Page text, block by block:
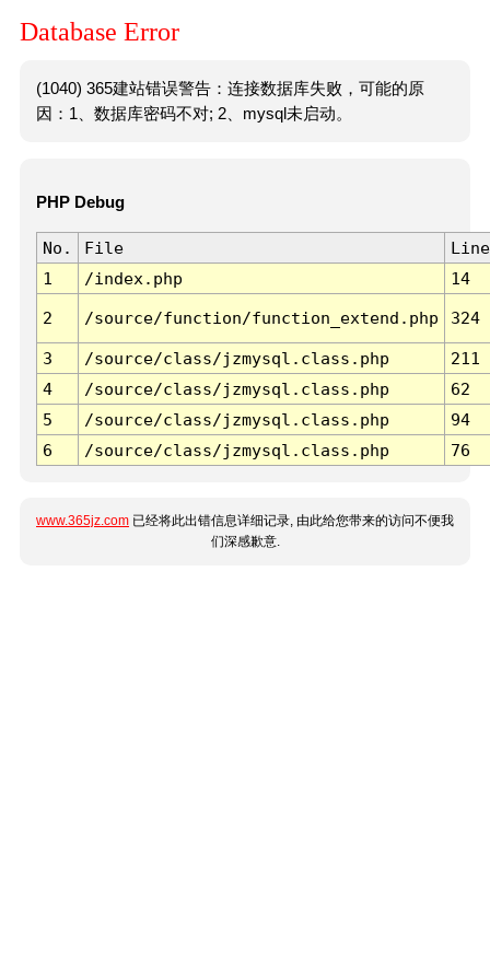
Database Error
(1040) 365建站错误警告：连接数据库失败，可能的原
因：1、数据库密码不对; 2、mysql未启动。
PHP Debug
No. File
Line
1
/index.php 14
2 /source/function/function_extend.php 324
3 /source/class/jzmysql.class.php
211
4
/source/class/jzmysql.class.php
62
5
/source/class/jzmysql.class.php
94
6
/source/class/jzmysql.class.php 76
www.365jz.com 已经将此出错信息详细记录, 由此给您带来的访问不便我
们深感歉意.